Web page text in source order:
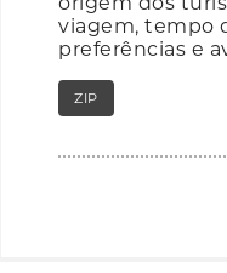
viagem, tempo
preferências e
ZIP